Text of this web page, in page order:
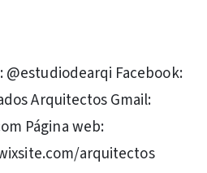
@estudiodearqi Facebook:
Arquitectos Gmail:
Página web:
arquitectos